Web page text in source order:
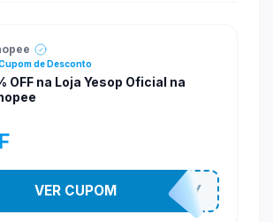
de Desconto
OFF na Loja Yesop Oficial na
YESO274Y
VER CUPOM